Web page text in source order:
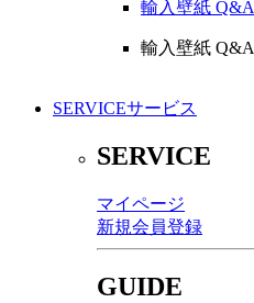
輸入壁紙 Q&A
輸入壁紙 Q&A
SERVICEサービス
SERVICE
マイページ
新規会員登録
GUIDE